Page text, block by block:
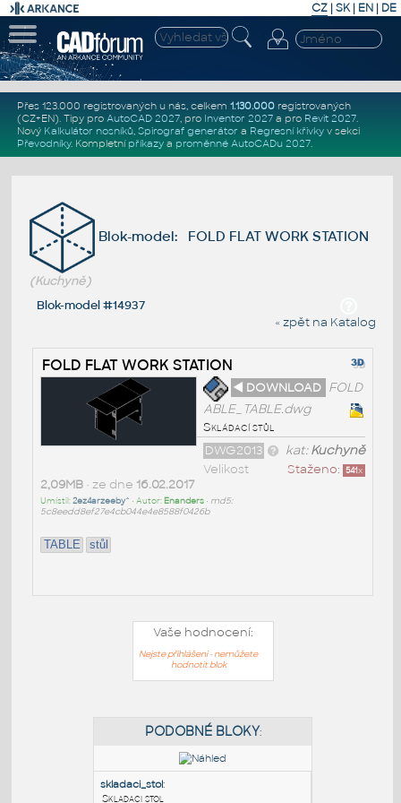
CZ | SK| EN | DE
Přes 123.000 registrovaných u nás, celkem 1.130.000registrovaných
(CZ+EN). Tipy pro AutoCAD 2027, pro Inventor 2027a pro Revit 2027.
Nový Kalkulátor nosníků, Spirograf generátor a Regresní křivkyv sekci
Převodníky. Kompletní příkazya proměnné AutoCADu 2027.
Blok-model: FOLD FLAT WORK STATION
(Kuchyně)
Blok-model #14937
« zpět na Katalog
FOLD FLAT WORK STATION
◄ DOWNLOAD FOLD
ABLE_TABLE.dwg
Skládací stůl
kat:Kuchyně
DWG2013
Staženo: 541x
Velikost
2,09MB• ze dne 16.02.2017
Umístil:2ez4arzeeby^ • Autor: Enanders• md5:
5c8eedd8ef27e4cb044e4e8588f0426b
TABLE stůl
Vaše hodnocení:
Nejste přihlášeni - nemůžete
hodnotit blok